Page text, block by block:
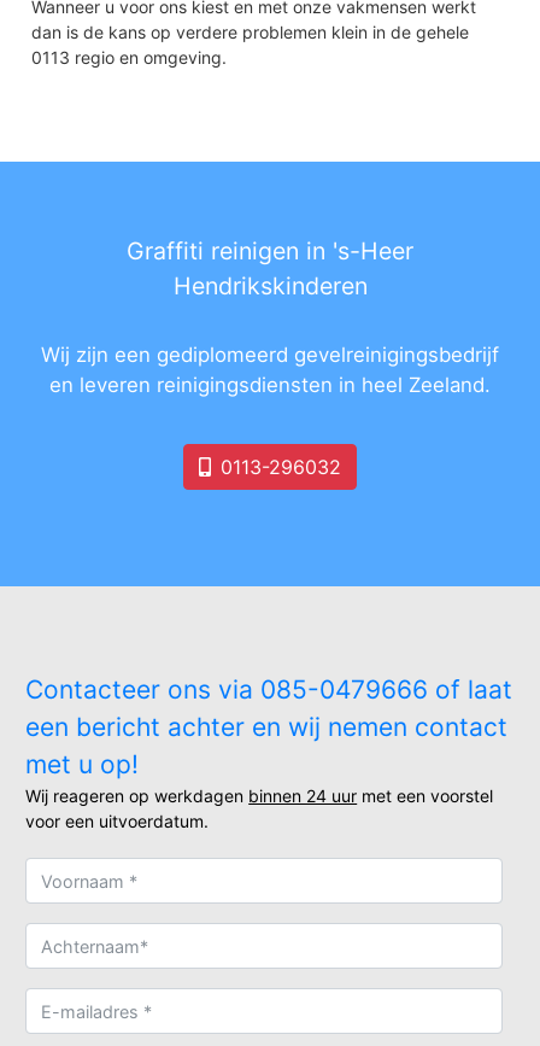
Wanneer u voor ons kiest en met onze vakmensen werkt
dan is de kans op verdere problemen klein in de gehele
0113 regio en omgeving.
Graffiti reinigen in 's-Heer
Hendrikskinderen
Wij zijn een gediplomeerd gevelreinigingsbedrijf
en leveren reinigingsdiensten in heel Zeeland.
0113-296032
Contacteer ons via 085-0479666 of laat
een bericht achter en wij nemen contact
met u op!
Wij reageren op werkdagen binnen 24 uur met een voorstel
voor een uitvoerdatum.